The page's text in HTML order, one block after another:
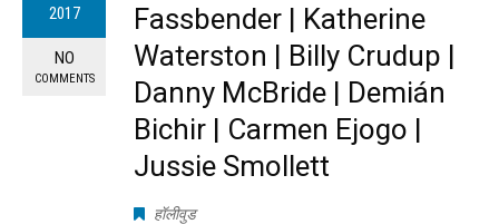
2017
NO
COMMENTS
Fassbender | Katherine
Waterston | Billy Crudup |
Danny McBride | Demián
Bichir | Carmen Ejogo |
Jussie Smollett
हॉलीवुड